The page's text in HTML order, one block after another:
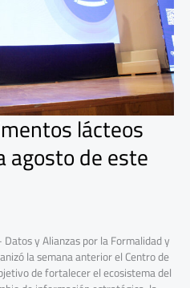
lácteos
agosto de este
y Alianzas por la Formalidad y
la semana anterior el Centro de
de fortalecer el ecosistema del